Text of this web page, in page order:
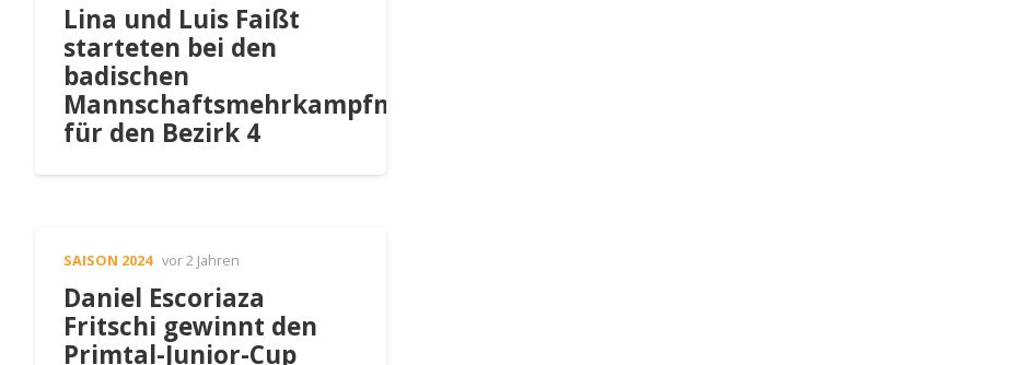
Lina und Luis Faißt
starteten bei den
badischen
Mannschaftsmehrkampfmeisterschaften
für den Bezirk 4
SAISON 2024 vor 2 Jahren
Daniel Escoriaza
Fritschi gewinnt den
Primtal-Junior-Cup